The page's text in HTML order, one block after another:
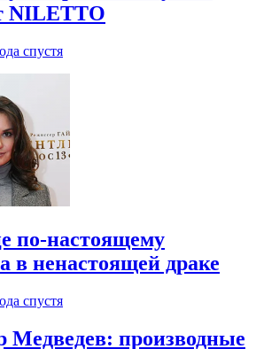
NILETTO
спустя
по-настоящему
в ненастоящей драке
спустя
Медведев: производные